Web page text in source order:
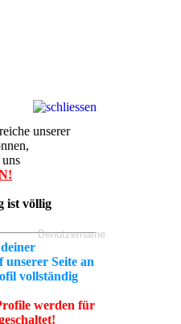
unserer
ist völlig
Seite an
vollständig
werden für